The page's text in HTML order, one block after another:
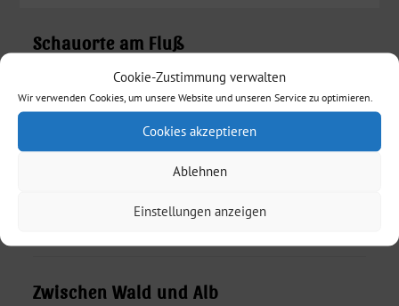
Cookie-Zustimmung verwalten
Wir verwenden Cookies, um unsere Website und unseren Service zu optimieren.
Cookies akzeptieren
Ablehnen
Einstellungen anzeigen
Schauorte am Fluß
Zwischen Wald und Alb